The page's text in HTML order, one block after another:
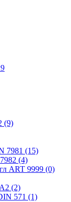
(9)
7981 (15)
(4)
ART 9999 (0)
(2)
571 (1)